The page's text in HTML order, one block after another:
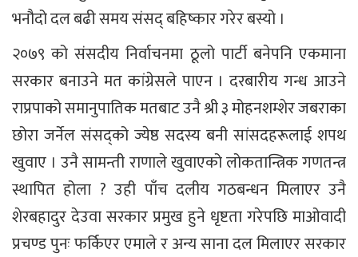
भनौदो दल बढी समय संसद् बहिष्कार गरेर बस्यो ।
२०७९ को संसदीय निर्वाचनमा ठूलो पार्टी बनेपनि एकमाना
सरकार बनाउने मत कांग्रेसले पाएन । दरबारीय गन्ध आउने
राप्रपाको समानुपातिक मतबाट उनै श्री ३ मोहनशम्शेर जबराका
छोरा जर्नेल संसद्को ज्येष्ठ सदस्य बनी सांसदहरूलाई शपथ
खुवाए । उनै सामन्ती राणाले खुवाएको लोकतान्त्रिक गणतन्त्र
स्थापित होला ? उही पाँच दलीय गठबन्धन मिलाएर उनै
शेरबहादुर देउवा सरकार प्रमुख हुने धृष्टता गरेपछि माओवादी
प्रचण्ड पुनः फर्किएर एमाले र अन्य साना दल मिलाएर सरकार